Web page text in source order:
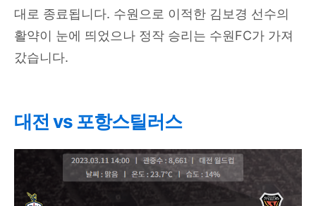
대로 종료됩니다. 수원으로 이적한 김보경 선수의
활약이 눈에 띄었으나 정작 승리는 수원FC가 가져
갔습니다.
대전 vs 포항스틸러스